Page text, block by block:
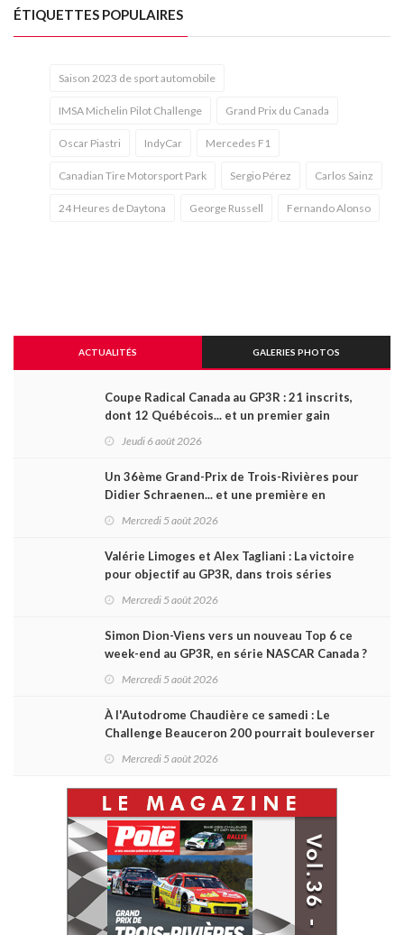
ÉTIQUETTES POPULAIRES
Saison 2023 de sport automobile
IMSA Michelin Pilot Challenge Grand Prix du Canada
Oscar Piastri IndyCar Mercedes F1
Canadian Tire Motorsport Park Sergio Pérez Carlos Sainz
24 Heures de Daytona George Russell Fernando Alonso
ACTUALITÉS GALERIES PHOTOS
Coupe Radical Canada au GP3R : 21 inscrits,
dont 12 Québécois... et un premier gain
d'Antoine Sénéchal dans la série ?
Jeudi 6 août 2026
Un 36ème Grand-Prix de Trois-Rivières pour
Didier Schraenen... et une première en
Challenge Canada
Mercredi 5 août 2026
Valérie Limoges et Alex Tagliani : La victoire
pour objectif au GP3R, dans trois séries
différentes
Mercredi 5 août 2026
Simon Dion-Viens vers un nouveau Top 6 ce
week-end au GP3R, en série NASCAR Canada ?
Mercredi 5 août 2026
À l'Autodrome Chaudière ce samedi : Le
Challenge Beauceron 200 pourrait bouleverser
le championnat ACT Québec
Mercredi 5 août 2026